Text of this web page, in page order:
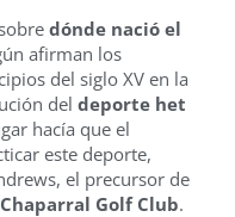
dónde nació el
afirman los
del siglo XV en la
del deporte het
hacía que el
este deporte,
el precursor de
Chaparral Golf Club.